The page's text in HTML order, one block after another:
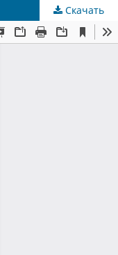
Скачать